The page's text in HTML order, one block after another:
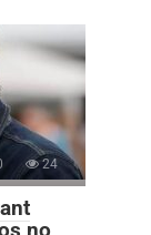
24